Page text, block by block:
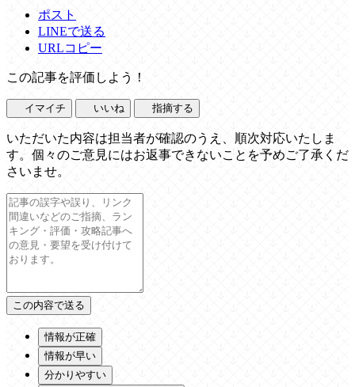
ポスト
LINEで送る
URLコピー
この記事を評価しよう！
イマイチ いいね 指摘する
いただいた内容は担当者が確認のうえ、順次対応いたしま
す。個々のご意見にはお返事できないことを予めご了承くだ
さいませ。
情報が正確
情報が早い
分かりやすい